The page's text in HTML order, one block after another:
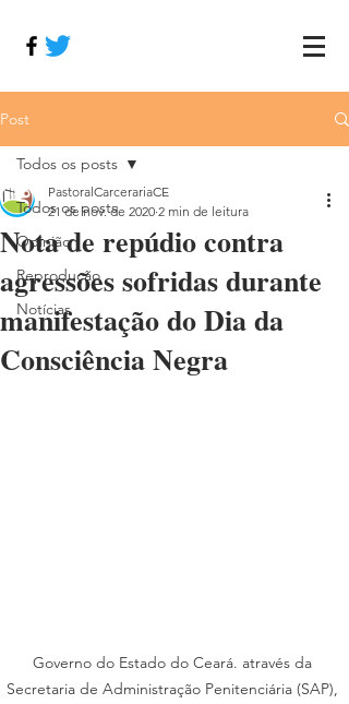
Post
Todos os posts
Opinião
Reprodução
Notícias
Todos os posts
Nota de repúdio contra
agressões sofridas durante
manifestação do Dia da
Consciência Negra
PastoralCarcerariaCE
21 de nov. de 2020 2 min de leitura
Governo do Estado do Ceará. através da
Secretaria de Administração Penitenciária (SAP),